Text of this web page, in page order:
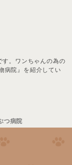
す。ワンちゃんの為の
病院』を紹介してい
つ病院